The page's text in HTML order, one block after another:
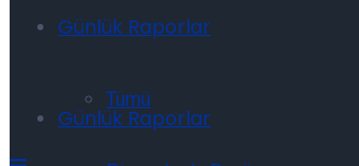
Günlük Raporlar
Tümü
Günlük Raporlar